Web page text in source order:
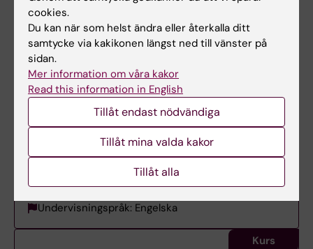
Grundläggande patofysiologi och
sjukdomslära
Distans Grundnivå
HT2026
Undervisningspråk: Svenska
HIV - med individen i fokus ur ett globalt
Undervisningspråk: Engelska
Kurs
Kurs
cookies.
Du kan när som helst ändra eller återkalla ditt
samtycke via kakikonen längst ned till vänster på
sidan.
Mer information om våra kakor
Read this information in English
Tillåt endast nödvändiga
Tillåt mina valda kakor
Tillåt alla